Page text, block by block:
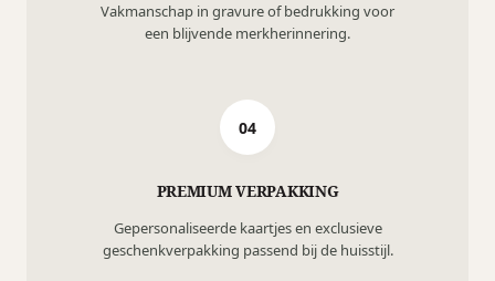
Vakmanschap in gravure of bedrukking voor
een blijvende merkherinnering.
04
PREMIUM VERPAKKING
Gepersonaliseerde kaartjes en exclusieve
geschenkverpakking passend bij de huisstijl.